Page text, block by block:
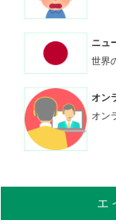
ニュ
世界
オン
オン
エ